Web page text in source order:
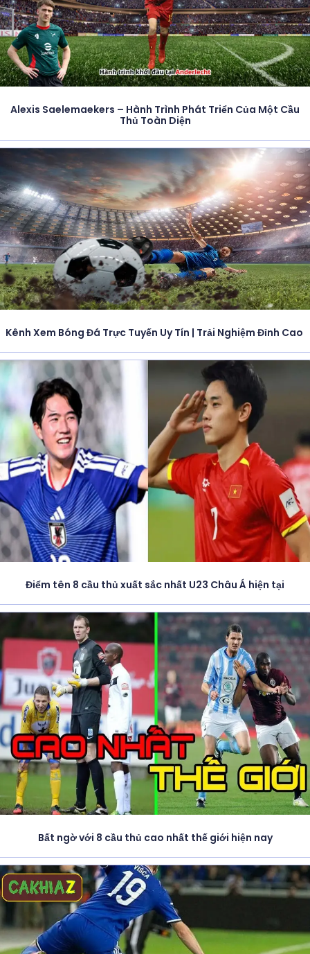
Alexis Saelemaekers – Hành Trình Phát Triển Của Một Cầu
Thủ Toàn Diện
Kênh Xem Bóng Đá Trực Tuyến Uy Tín | Trải Nghiệm Đỉnh Cao
Điểm tên 8 cầu thủ xuất sắc nhất U23 Châu Á hiện tại
Bất ngờ với 8 cầu thủ cao nhất thế giới hiện nay